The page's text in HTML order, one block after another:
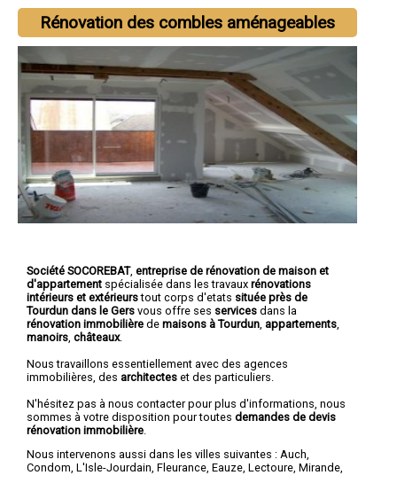
Rénovation des combles aménageables
Société SOCOREBAT, entreprise de rénovation de maison et
d'appartement spécialisée dans les travaux rénovations
intérieurs et extérieurstout corps d'etats située près de
Tourdun dans le Gers vous offre ses services dans la
rénovation immobilière de maisons à Tourdun appartements
manoirs châteaux.
Nous travaillons essentiellement avec des agences
immobilières, des architectes et des particuliers.
N'hésitez pas à nous contacter pour plus d'informations, nous
sommes à votre disposition pour toutes demandes de devis
rénovation immobilière
Nous intervenons aussi dans les villes suivantes : Auch,
Condom, L'Isle-Jourdain, Fleurance, Eauze, Lectoure, Mirande,